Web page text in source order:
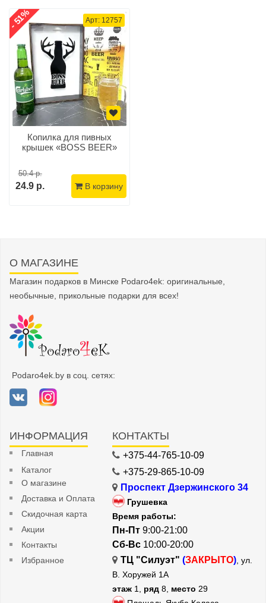
Арт: 12757
Копилка для пивных
крышек «BOSS BEER»
50.4 р.
24.9 р.
- 51%
В корзину
О МАГАЗИНЕ
Магазин подарков в Минске Podaro4ek: оригинальные,
необычные, прикольные подарки для всех!
Podaro4ek.by в соц. сетях:
ИНФОРМАЦИЯ
Главная
Каталог
О магазине
Доставка и Оплата
Скидочная карта
Акции
Контакты
Избранное
КОНТАКТЫ
+375-44-765-10-09
+375-29-865-10-09
Проспект Дзержинского 34
Грушевка
Время работы:
Пн-Пт 9:00-21:00
Сб-Вс 10:00-20:00
ТЦ "Силуэт" (ЗАКРЫТО), ул.
В. Хоружей 1А
этаж 1, ряд 8, место 29